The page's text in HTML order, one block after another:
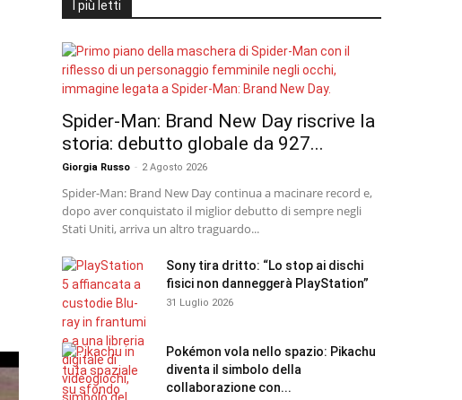
I più letti
Spider-Man: Brand New Day riscrive la
storia: debutto globale da 927...
Giorgia Russo - 2 Agosto 2026
Spider-Man: Brand New Day continua a macinare record e,
dopo aver conquistato il miglior debutto di sempre negli
Stati Uniti, arriva un altro traguardo...
Sony tira dritto: “Lo stop ai dischi
fisici non danneggerà PlayStation”
31 Luglio 2026
Pokémon vola nello spazio: Pikachu
diventa il simbolo della
collaborazione con...